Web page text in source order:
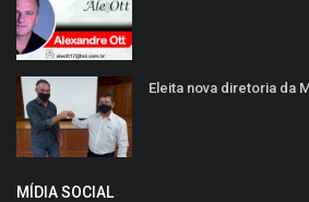
Eleita nova diretoria da
MÍDIA SOCIAL